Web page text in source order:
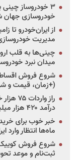
خودروسازی جهان
از ایران‌خودرو تا
مدیریت
میدان نبرد
(+زمان، قیمت و
درآمد ۴۲۰ هزار میلیاردی دولت؟
خبر خوب برای
ماه‌ها انتظار وارد
ثبت‌نام و موعد